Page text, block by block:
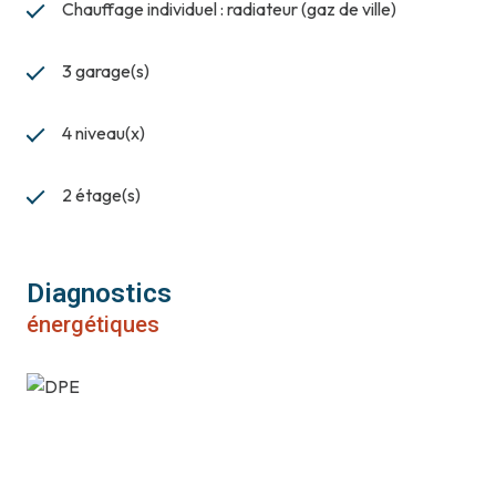
Loyers annuels net : 17.520 €
Chauffage individuel : radiateur (gaz de ville)
3 garage(s)
4 niveau(x)
2 étage(s)
Diagnostics
énergétiques